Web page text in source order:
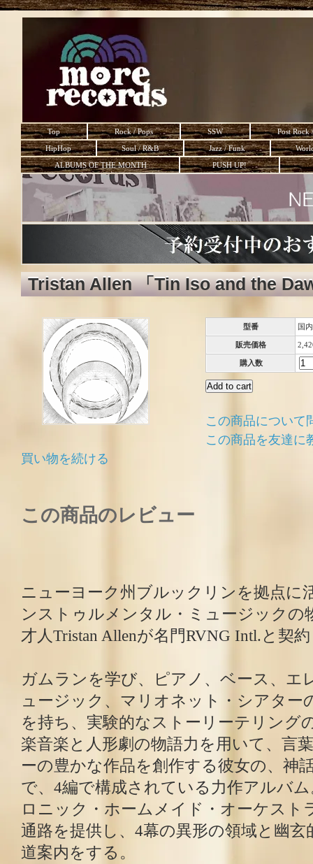
Top Rock / Pops SSW
Post Rock
HipHop
Soul / R&B Jazz / Funk
ALBUMS OF THE MONTH
PUSH UP!
Tristan Allen 「Tin Iso and the
型番 国
販売価格
購入数
この商品について
この商品を友達に
買い物を続ける
この商品のレビュー
ニューヨーク州ブルックリンを拠点に
ンストゥルメンタル・ミュージックの
才人Tristan Allenが名門RVNG Intl.と契
ガムランを学び、ピアノ、ベース、エ
ュージック、マリオネット・シアター
を持ち、実験的なストーリーテリング
楽音楽と人形劇の物語力を用いて、言
ーの豊かな作品を創作する彼女の、神
で、4編で構成されている力作アルバ
ロニック・ホームメイド・オーケスト
通路を提供し、4幕の異形の領域と幽
道案内をする。